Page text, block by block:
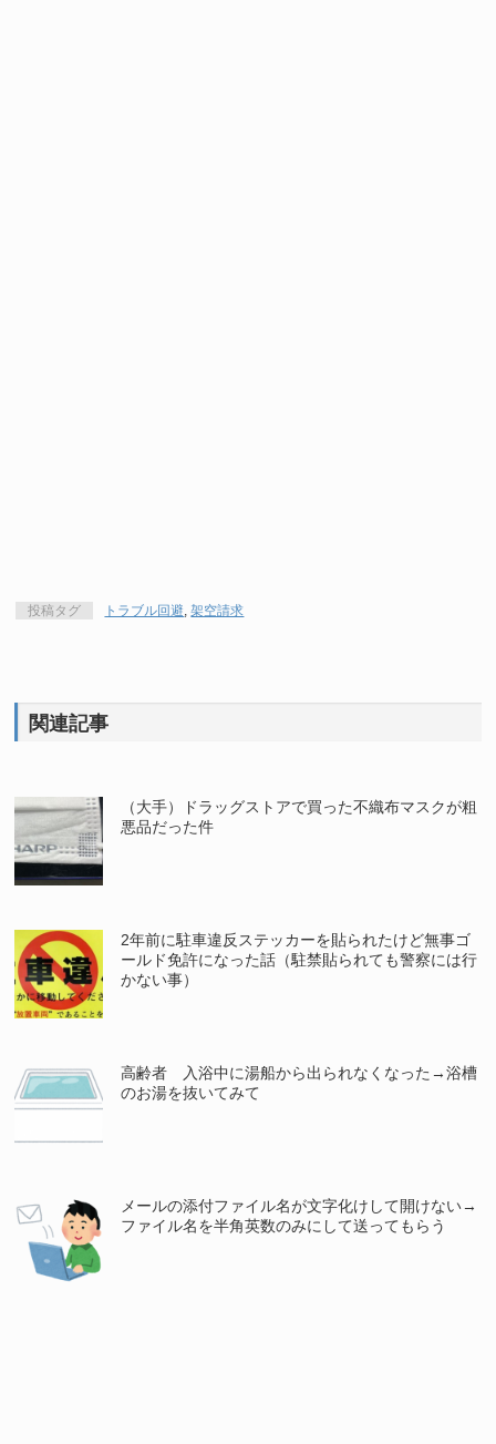
投稿タグ トラブル回避,架空請求
関連記事
（大手）ドラッグストアで買った不織布マスクが粗
悪品だった件
2年前に駐車違反ステッカーを貼られたけど無事ゴ
ールド免許になった話（駐禁貼られても警察には行
かない事）
高齢者 入浴中に湯船から出られなくなった→浴槽
のお湯を抜いてみて
メールの添付ファイル名が文字化けして開けない→
ファイル名を半角英数のみにして送ってもらう